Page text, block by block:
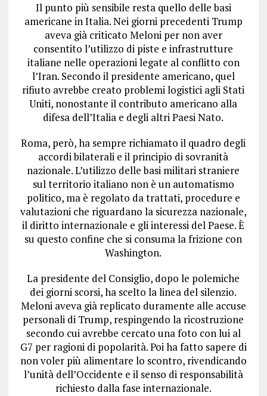
Il punto più sensibile resta quello delle basi
americane in Italia. Nei giorni precedenti Trump
aveva già criticato Meloni per non aver
consentito l’utilizzo di piste e infrastrutture
italiane nelle operazioni legate al conflitto con
l’Iran. Secondo il presidente americano, quel
rifiuto avrebbe creato problemi logistici agli Stati
Uniti, nonostante il contributo americano alla
difesa dell’Italia e degli altri Paesi Nato.
Roma, però, ha sempre richiamato il quadro degli
accordi bilaterali e il principio di sovranità
nazionale. L’utilizzo delle basi militari straniere
sul territorio italiano non è un automatismo
politico, ma è regolato da trattati, procedure e
valutazioni che riguardano la sicurezza nazionale,
il diritto internazionale e gli interessi del Paese. È
su questo confine che si consuma la frizione con
Washington.
La presidente del Consiglio, dopo le polemiche
dei giorni scorsi, ha scelto la linea del silenzio.
Meloni aveva già replicato duramente alle accuse
personali di Trump, respingendo la ricostruzione
secondo cui avrebbe cercato una foto con lui al
G7 per ragioni di popolarità. Poi ha fatto sapere di
non voler più alimentare lo scontro, rivendicando
l’unità dell’Occidente e il senso di responsabilità
richiesto dalla fase internazionale.